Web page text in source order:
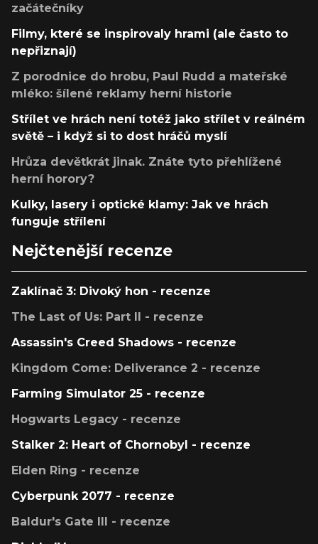
začátečníky
Filmy, které se inspirovaly hrami (ale často to
nepřiznají)
Z porodnice do hrobu, Paul Rudd a mateřské
mléko: šílené reklamy herní historie
Střílet ve hrách není totéž jako střílet v reálném
světě – i když si to dost hráčů myslí
Hrůza devětkrát jinak. Znáte tyto přehlížené
herní horory?
Kulky, lasery i optické klamy: Jak ve hrách
funguje střílení
Nejčtenější recenze
Zaklínač 3: Divoký hon - recenze
The Last of Us: Part II - recenze
Assassin's Creed Shadows - recenze
Kingdom Come: Deliverance 2 - recenze
Farming Simulator 25 - recenze
Hogwarts Legacy - recenze
Stalker 2: Heart of Chornobyl - recenze
Elden Ring - recenze
Cyberpunk 2077 - recenze
Baldur's Gate III - recenze